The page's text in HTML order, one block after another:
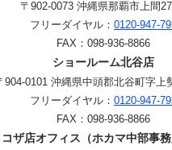
〒902-0073 沖縄県那覇市上間
フリーダイヤル： 0120-947-
FAX： 098-936-8866
ショールーム北谷店
904-0101 沖縄県中頭郡北谷町字上
フリーダイヤル： 0120-947-
FAX： 098-936-8866
コザ店オフィス（ホカマ中部事務